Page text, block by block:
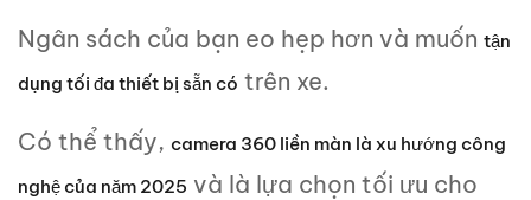
Ngân sách của bạn eo hẹp hơn và muốn tận
dụng tối đa thiết bị sẵn có trên xe.
Có thể thấy, camera 360 liền màn là xu hướng công
nghệ của năm 2025 và là lựa chọn tối ưu cho